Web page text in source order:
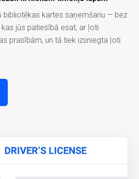
bibliotēkas kartes saņemšanu — bez
jūs patiesībā esat, ar ļoti
prasībām, un tā tiek izsniegta ļoti